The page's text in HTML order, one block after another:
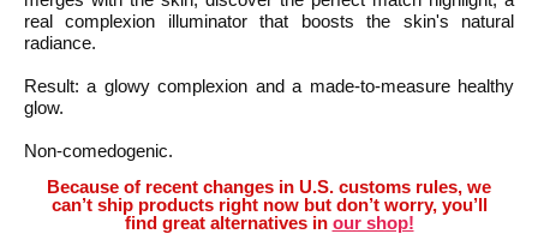
real complexion illuminator that boosts the skin's natural
radiance.
Result: a glowy complexion and a made-to-measure healthy
glow.
Non-comedogenic.
Because of recent changes in U.S. customs rules, we
can’t ship products right now but don’t worry, you’ll
find great alternatives in our shop!